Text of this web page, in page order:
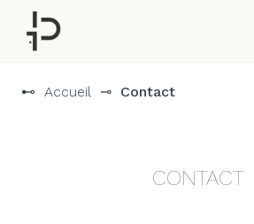
⊷ Accueil ⊸ Contact
CONTACT